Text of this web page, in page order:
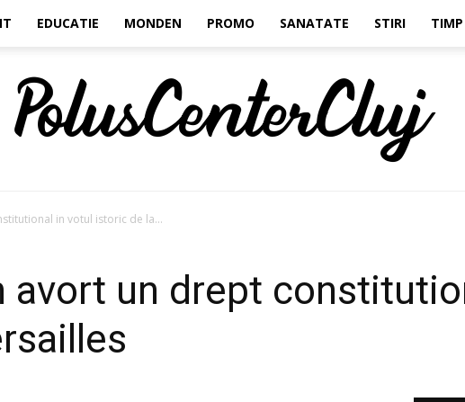
EDUCATIE MONDEN PROMO SANATATE STIRI TIMP
in votul istoric de la...
avort un drept